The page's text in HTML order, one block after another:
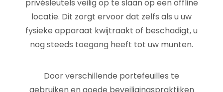
privésleutels veilig op te slaan op een offline
locatie. Dit zorgt ervoor dat zelfs als u uw
fysieke apparaat kwijtraakt of beschadigt, u
nog steeds toegang heeft tot uw munten.
Door verschillende portefeuilles te